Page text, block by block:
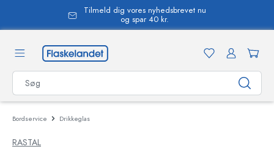
Tilmeld dig vores nyhedsbrevet nu
og spar 40 kr.
Bordservice Drikkeglas
RASTAL